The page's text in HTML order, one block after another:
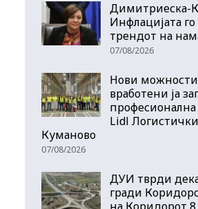
Димитриеска-
Инфлацијата
трендот на
07/08/2026
Нови
вработени ја
Lidl
Куманово
07/08/2026
ДУИ тврди дека
гради